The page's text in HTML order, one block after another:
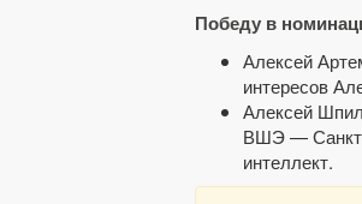
Победу в
Алексей
интересов
Алексей
ВШЭ — Санкт-
интеллект.